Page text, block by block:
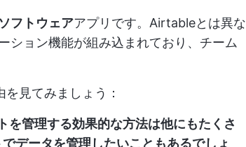
フトウェアアプリです。Airtableとは異な
ション機能が組み込まれており、チーム
見てみましょう：
を管理する効果的な方法は他にもたくさ
データを管理したいこともあるでしょ